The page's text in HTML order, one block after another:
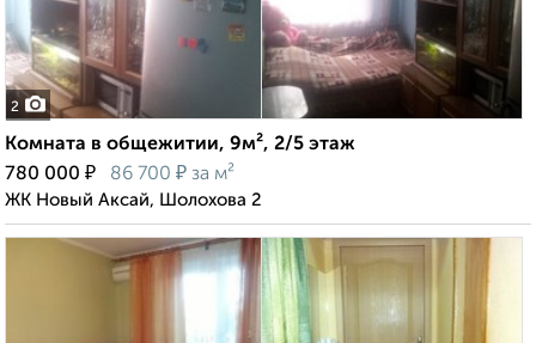
2
Комната в общежитии, 9м², 2/5 этаж
780 000 ₽ 86 700 ₽ за м²
ЖК Новый Аксай, Шолохова 2